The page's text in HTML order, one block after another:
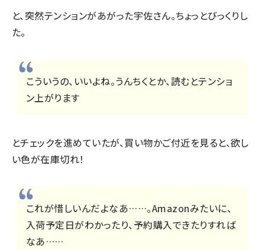
と、突然テンションがあがった宇佐さん。ちょっとびっくりし
た。
こういうの、いいよね。うんちくとか、読むとテンショ
ン上がります
とチェックを進めていたが、買い物かご付近を見ると、欲し
い色が在庫切れ！
これが惜しいんだよなあ……。Amazonみたいに、
入荷予定日がわかったり、予約購入できたりすれば
なあ……